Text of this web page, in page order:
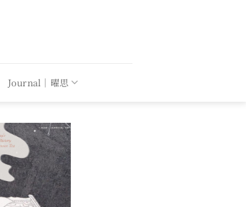
Journal｜曜思